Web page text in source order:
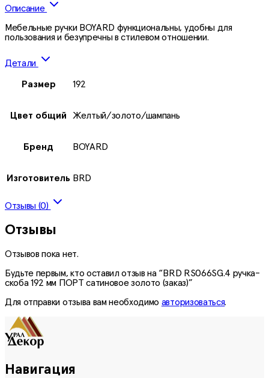
Описание
Мебельные ручки BOYARD функциональны, удобны для
пользования и безупречны в стилевом отношении.
Детали
Размер 192
Цвет общий Желтый/золото/шампань
Бренд BOYARD
Изготовитель BRD
Отзывы (0)
Отзывы
Отзывов пока нет.
Будьте первым, кто оставил отзыв на “BRD RS066SG.4 ручка-
скоба 192 мм ПОРТ сатиновое золото (заказ)”
Для отправки отзыва вам необходимо авторизоваться.
Навигация